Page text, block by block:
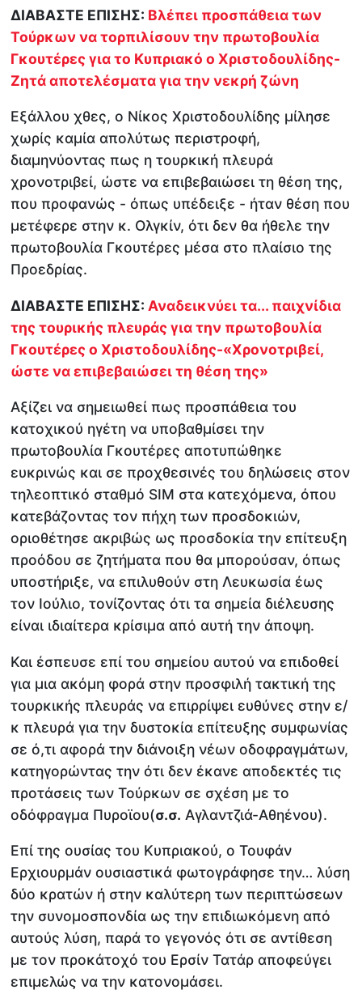
ΔΙΑΒΑΣΤΕ ΕΠΙΣΗΣ: Βλέπει προσπάθεια των
Τούρκων να τορπιλίσουν την πρωτοβουλία
Γκουτέρες για το Κυπριακό ο Χριστοδουλίδης-
Ζητά αποτελέσματα για την νεκρή ζώνη
Εξάλλου χθες, ο Νίκος Χριστοδουλίδης μίλησε
χωρίς καμία απολύτως περιστροφή,
διαμηνύοντας πως η τουρκική πλευρά
χρονοτριβεί, ώστε να επιβεβαιώσει τη θέση της,
που προφανώς - όπως υπέδειξε - ήταν θέση που
μετέφερε στην κ. Ολγκίν, ότι δεν θα ήθελε την
πρωτοβουλία Γκουτέρες μέσα στο πλαίσιο της
Προεδρίας.
ΔΙΑΒΑΣΤΕ ΕΠΙΣΗΣ: Αναδεικνύει τα... παιχνίδια
της τουρικής πλευράς για την πρωτοβουλία
Γκουτέρες ο Χριστοδουλίδης-«Χρονοτριβεί,
ώστε να επιβεβαιώσει τη θέση της»
Αξίζει να σημειωθεί πως προσπάθεια του
κατοχικού ηγέτη να υποβαθμίσει την
πρωτοβουλία Γκουτέρες αποτυπώθηκε
ευκρινώς και σε προχθεσινές του δηλώσεις στον
τηλεοπτικό σταθμό SIM στα κατεχόμενα, όπου
κατεβάζοντας τον πήχη των προσδοκιών,
οριοθέτησε ακριβώς ως προσδοκία την επίτευξη
προόδου σε ζητήματα που θα μπορούσαν, όπως
υποστήριξε, να επιλυθούν στη Λευκωσία έως
τον Ιούλιο, τονίζοντας ότι τα σημεία διέλευσης
είναι ιδιαίτερα κρίσιμα από αυτή την άποψη.
Και έσπευσε επί του σημείου αυτού να επιδοθεί
για μια ακόμη φορά στην προσφιλή τακτική της
τουρκικής πλευράς να επιρρίψει ευθύνες στην ε/
κ πλευρά για την δυστοκία επίτευξης συμφωνίας
σε ό,τι αφορά την διάνοιξη νέων οδοφραγμάτων,
κατηγορώντας την ότι δεν έκανε αποδεκτές τις
προτάσεις των Τούρκων σε σχέση με το
οδόφραγμα Πυροϊου(σ.σ. Αγλαντζιά-Αθηένου).
Επί της ουσίας του Κυπριακού, ο Τουφάν
Ερχιουρμάν ουσιαστικά φωτογράφησε την… λύση
δύο κρατών ή στην καλύτερη των περιπτώσεων
την συνομοσπονδία ως την επιδιωκόμενη από
αυτούς λύση, παρά το γεγονός ότι σε αντίθεση
με τον προκάτοχό του Ερσίν Τατάρ αποφεύγει
επιμελώς να την κατονομάσει.